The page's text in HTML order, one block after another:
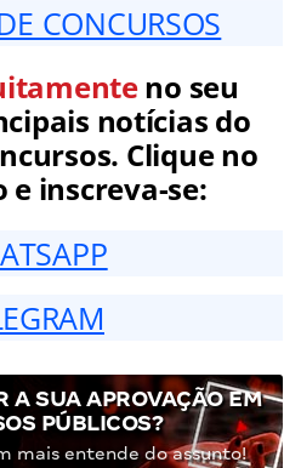
CONCURSOS
no seu
notícias do
Clique no
inscreva-se:
A SUA APROVAÇÃO EM
PÚBLICOS?
mais entende do assunto!